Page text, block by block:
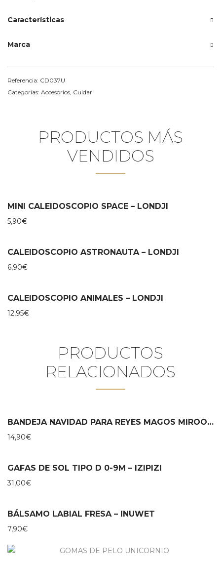
Características
Marca
Referencia: CD037U
Categorías: Accesorios Cuidar
PRODUCTOS MÁS
VENDIDOS
MINI CALEIDOSCOPIO SPACE – LONDJI
5,90€
CALEIDOSCOPIO ASTRONAUTA – LONDJI
6,90€
CALEIDOSCOPIO ANIMALES – LONDJI
12,95€
PRODUCTOS
RELACIONADOS
BANDEJA NAVIDAD PARA REYES MAGOS MIROOMI
14,90€
GAFAS DE SOL TIPO D 0-9M – IZIPIZI
31,00€
BÁLSAMO LABIAL FRESA – INUWET
7,90€